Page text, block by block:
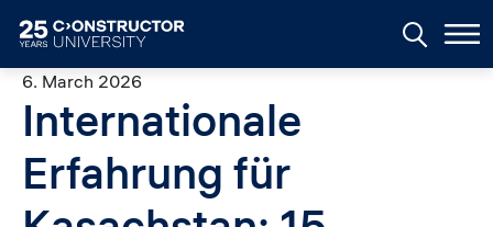
6. March 2026
Internationale
Erfahrung für